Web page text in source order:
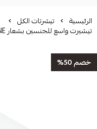
الرئيسية تيشرتات الكل
تيشيرت واسع للجنسين بشعار SELENE وتفصيل دب جانبي - أوف وايت
خصم 50%